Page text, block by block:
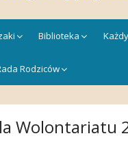
Biblioteka
Rodziców
Wolontariatu